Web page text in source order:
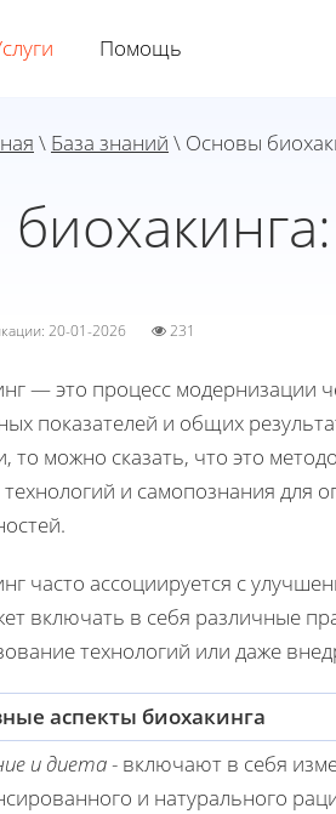
Помощь
\ База знаний \ Основы
20-01-2026 231
— это процесс модернизации
показателей и общих
то можно сказать, что это
и самопознания для
часто ассоциируется с
включать в себя различные
технологий или даже
аспекты биохакинга
и диета- включают в себя
и натурального